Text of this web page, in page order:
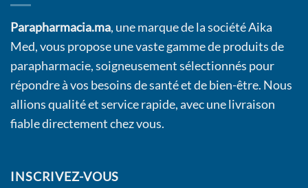
Parapharmacia.ma, une marque de la société Aika
Med, vous propose une vaste gamme de produits de
parapharmacie, soigneusement sélectionnés pour
répondre à vos besoins de santé et de bien-être. Nous
allions qualité et service rapide, avec une livraison
fiable directement chez vous.
INSCRIVEZ-VOUS